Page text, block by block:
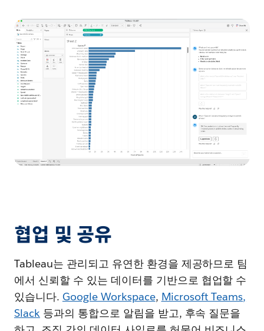
협업 및 공유
Tableau는 관리되고 유연한 환경을 제공하므로 팀
에서 신뢰할 수 있는 데이터를 기반으로 협업할 수
있습니다. Google Workspace, Microsoft Teams,
Slack등과의 통합으로 알림을 받고, 후속 질문을